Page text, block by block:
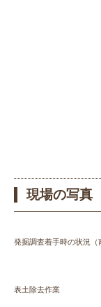
現場の写真
発掘調査着手時の状況（
表土除去作業